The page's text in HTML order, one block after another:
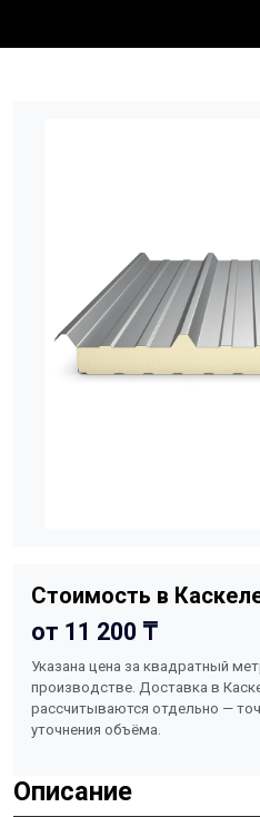
Стоимость в
от 11 200 ₸
Указана цена за квадратный
производстве. Доставка в
рассчитываются отдельно —
уточнения объёма.
Описание